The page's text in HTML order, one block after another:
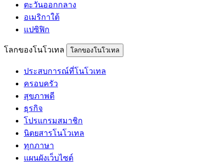
ตะวันออกกลาง
อเมริกาใต้
แปซิฟิก
โลกของโนโวเทล โลกของโนโวเทล
ประสบการณ์ที่โนโวเทล
ครอบครัว
สุขภาพดี
ธุรกิจ
โปรแกรมสมาชิก
นิตยสารโนโวเทล
ทุกภาษา
แผนผังเว็บไซต์